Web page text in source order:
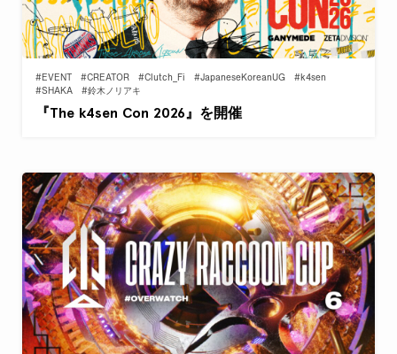
#EVENT #CREATOR #Clutch_Fi #JapaneseKoreanUG
#k4sen
#SHAKA
#鈴木ノリアキ
『The k4sen Con 2026』を開催